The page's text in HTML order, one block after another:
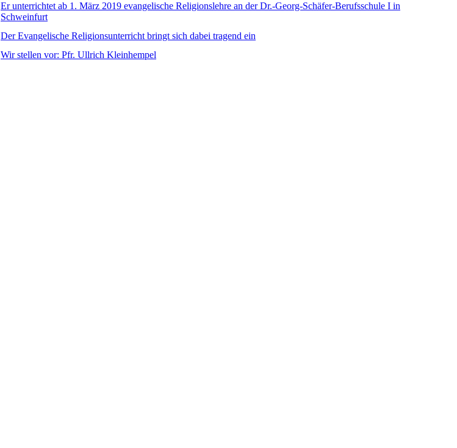
Er unterrichtet ab 1. März 2019 evangelische Religionslehre an der Dr.-Georg-Schäfer-Berufsschule I in
Schweinfurt
Der Evangelische Religionsunterricht bringt sich dabei tragend ein
Wir stellen vor: Pfr. Ullrich Kleinhempel